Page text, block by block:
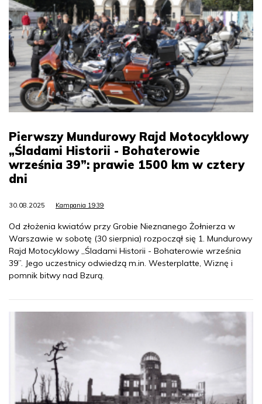
Pierwszy Mundurowy Rajd Motocyklowy
„Śladami Historii - Bohaterowie
września 39”: prawie 1500 km w cztery
dni
30.08.2025 Kampania 1939
Od złożenia kwiatów przy Grobie Nieznanego Żołnierza w
Warszawie w sobotę (30 sierpnia) rozpoczął się 1. Mundurowy
Rajd Motocyklowy „Śladami Historii - Bohaterowie września
39”. Jego uczestnicy odwiedzą m.in. Westerplatte, Wiznę i
pomnik bitwy nad Bzurą.